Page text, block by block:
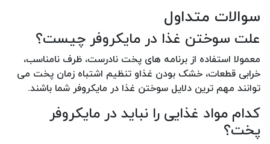
سوالات متداول
علت سوختن غذا در مایکروفر چیست؟
معمولا استفاده از برنامه های پخت نادرست، ظرف نامناسب،
خرابی قطعات، خشک بودن غذاو تنظیم اشتباه زمان پخت می
توانند مهم ترین دلایل سوختن غذا در مایکروفر شما باشند.
کدام مواد غذایی را نباید در مایکروفر
پخت؟